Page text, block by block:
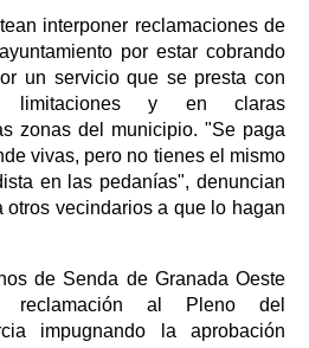
interponer reclamaciones de
por estar cobrando
un servicio que se presta con
limitaciones y en claras
zonas del municipio. "Se paga
vivas, pero no tienes el mismo
en las pedanías", denuncian
otros vecindarios a que lo hagan
de Senda de Granada Oeste
reclamación al Pleno del
impugnando la aprobación